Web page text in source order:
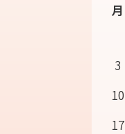
月
3
10
17